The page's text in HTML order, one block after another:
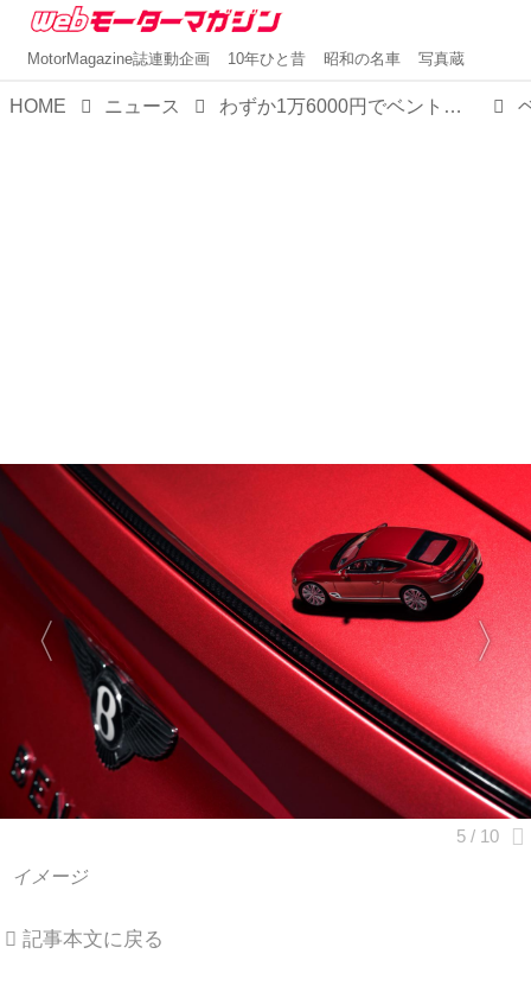
MotorMagazine誌連動企画 10年ひと昔 昭和の名車 写真蔵
HOME ニュース わずか1万6000円でベントレーオーナーに！？ベントレーコレクションに「バカラル」と「コンチネンタルGTスピード」のミニカーが登場。
イメージ
記事本文に戻る